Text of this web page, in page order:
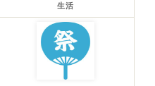
生活